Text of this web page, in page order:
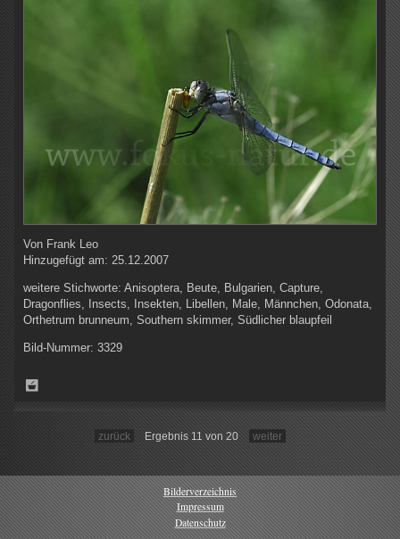
Von Frank Leo
Hinzugefügt am: 25.12.2007
weitere Stichworte: Anisoptera, Beute, Bulgarien, Capture,
Dragonflies, Insects, Insekten, Libellen, Male, Männchen, Odonata,
Orthetrum brunneum, Southern skimmer, Südlicher blaupfeil
Bild-Nummer: 3329
zurück Ergebnis 11 von 20 weiter
Bilderverzeichnis
Impressum
Datenschutz